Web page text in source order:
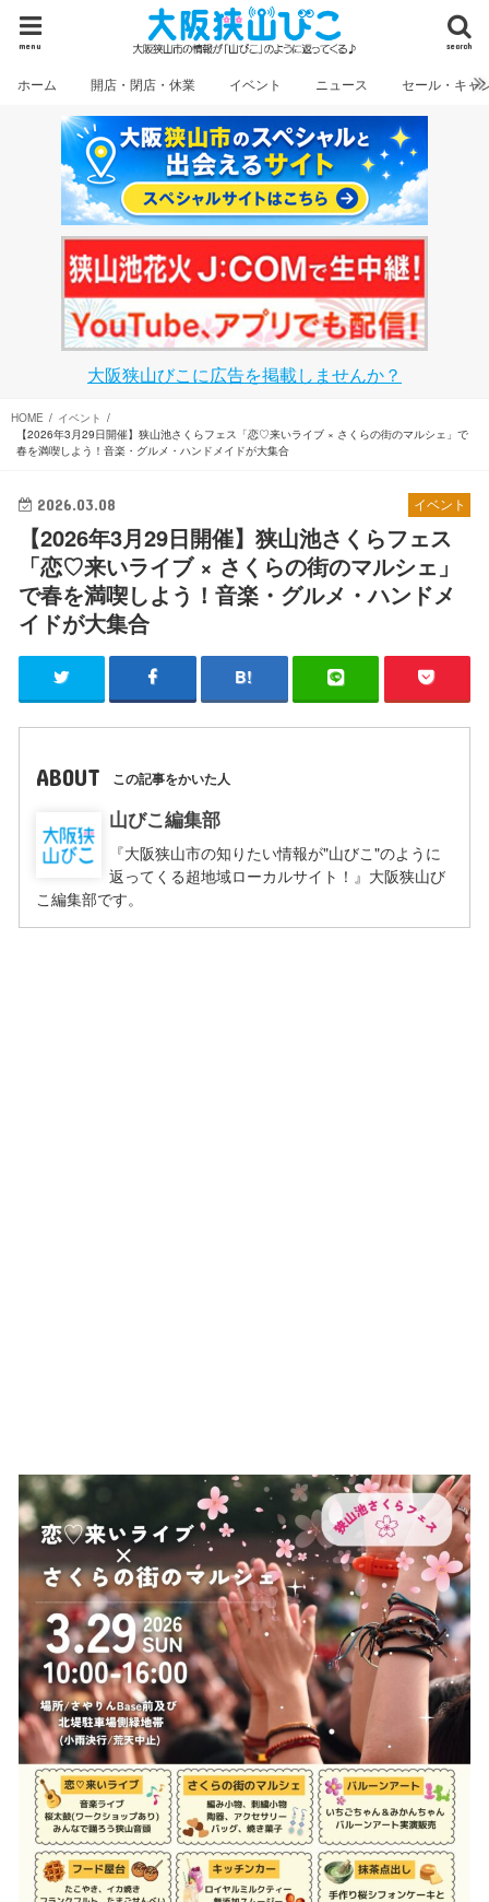
search
menu
ホーム 開店・閉店・休業 イベント ニュース セール・キャ
大阪狭山びこに広告を掲載しませんか？
HOME
イベント
【2026年3月29日開催】狭山池さくらフェス「恋♡来いライブ × さくらの街のマルシェ」で
春を満喫しよう！音楽・グルメ・ハンドメイドが大集合
イベント
2026.03.08
【2026年3月29日開催】狭山池さくらフェス
「恋♡来いライブ × さくらの街のマルシェ」
で春を満喫しよう！音楽・グルメ・ハンドメ
イドが大集合
ABOUT この記事をかいた人
山びこ編集部
『大阪狭山市の知りたい情報が"山びこ"のように
返ってくる超地域ローカルサイト！』大阪狭山び
こ編集部です。